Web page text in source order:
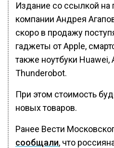
Издание со ссылкой на
компании Андрея
скоро в продажу
гаджеты от Apple,
также ноутбуки Huawei,
Thunderobot.
При этом стоимость
новых товаров.
Ранее Вести
сообщали, что